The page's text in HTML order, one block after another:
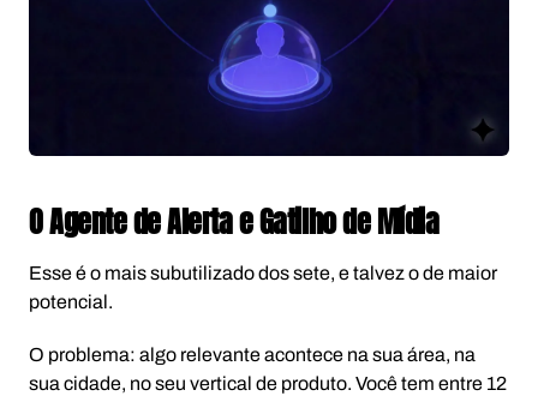
O Agente de Alerta e Gatilho de Mídia
Esse é o mais subutilizado dos sete, e talvez o de maior
potencial.
O problema: algo relevante acontece na sua área, na
sua cidade, no seu vertical de produto. Você tem entre 12